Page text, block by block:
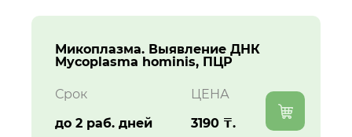
Микоплазма. Выявление ДНК
Mycoplasma hominis, ПЦР
Срок
до 2 раб. дней
ЦЕНА
3190 ₸.